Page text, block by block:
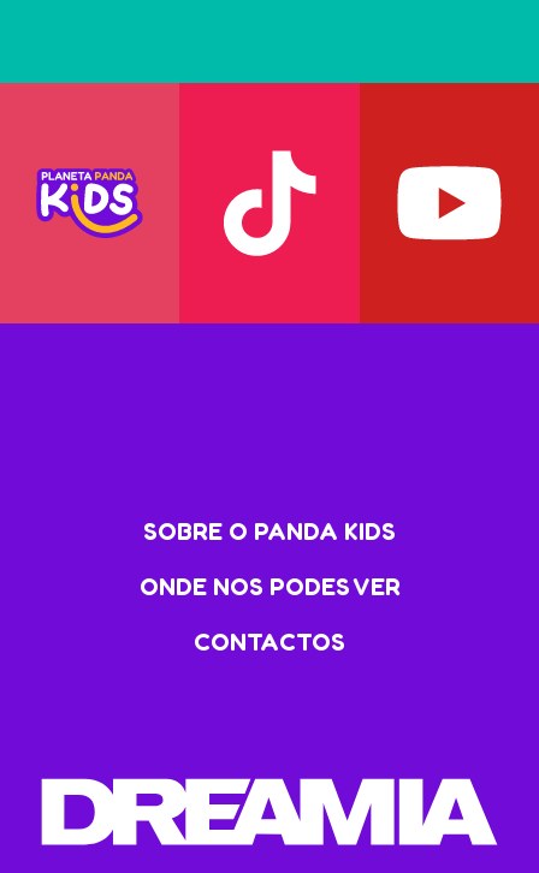
SOBRE O PANDA KIDS
ONDE NOS PODES VER
CONTACTOS